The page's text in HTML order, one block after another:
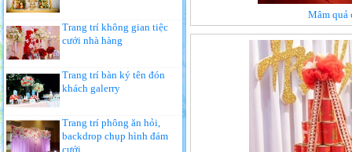
Trang trí không gian tiệc
cưới nhà hàng
Trang trí bàn ký tên đón
khách galerry
Trang trí phông ăn hỏi,
backdrop chụp hình đám
cưới
Mâm quả